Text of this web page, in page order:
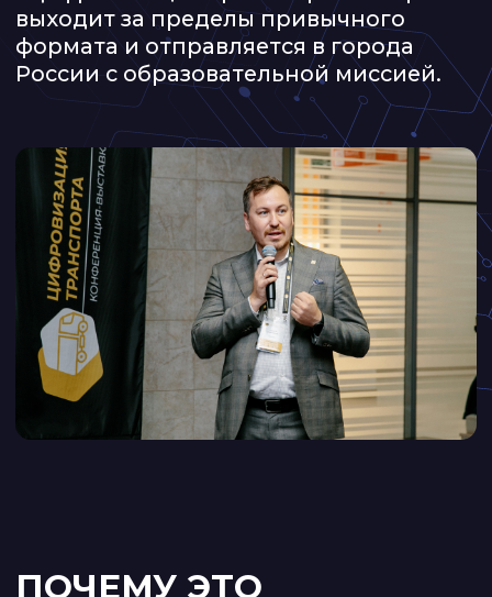
В 2025 годуоколо 30% транспортных
компаний остановили бизнес
из-за долгов и невозможности
обслуживать лизинг
ДАВЛЕНИЕ УСИЛИВАЕТСЯ
В 2026
Рост налоговой нагрузки
Увеличение штрафов
Обязательное внедрение
ЭТрН с 1 сентября
ГЛАВНАЯ ЗАДАЧА ТУРА